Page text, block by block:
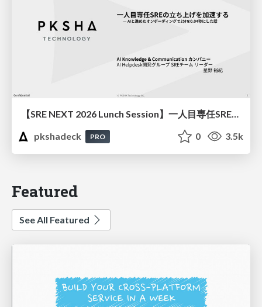
pkshadeck
PRO 0 3.5k
Featured
See All Featured